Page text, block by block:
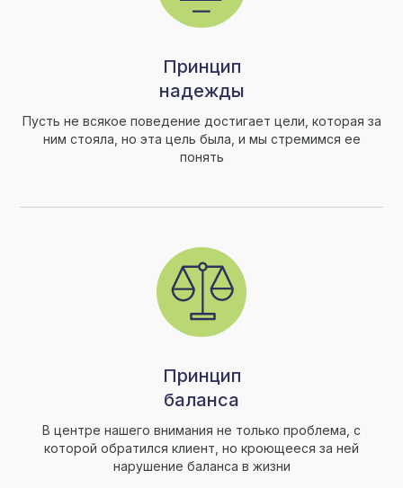
Принцип
надежды
Пусть не всякое поведение достигает цели, которая за
ним стояла, но эта цель была, и мы стремимся ее
понять
Принцип
баланса
В центре нашего внимания не только проблема, с
которой обратился клиент, но кроющееся за ней
нарушение баланса в жизни